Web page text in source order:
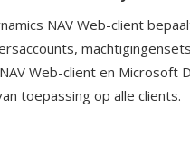
NAV Web-client
Web-client en Microsoft
toepassing op alle clients.